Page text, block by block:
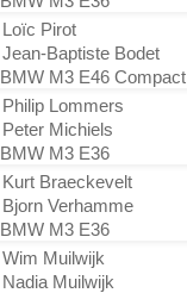
Loïc Pirot
Jean-Baptiste Bodet
BMW M3 E46 Compact
Philip Lommers
Peter Michiels
BMW M3 E36
Kurt Braeckevelt
Bjorn Verhamme
BMW M3 E36
Wim Muilwijk
Nadia Muilwijk